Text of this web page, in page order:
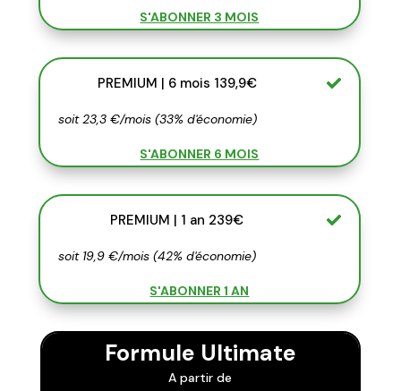
S'ABONNER 3 MOIS
PREMIUM | 6 mois 139,9€
soit 23,3 €/mois (33% d'économie)
S'ABONNER 6 MOIS
PREMIUM | 1 an 239€
soit 19,9 €/mois (42% d'économie)
S'ABONNER 1 AN
Formule Ultimate
A partir de